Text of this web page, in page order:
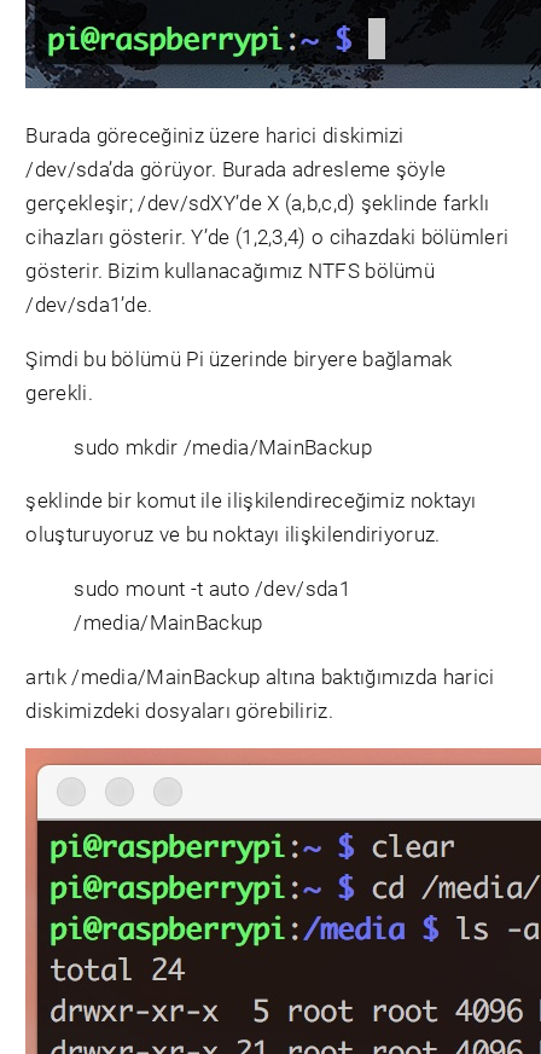
Burada göreceğiniz üzere harici diskimizi
/dev/sda’da görüyor. Burada adresleme şöyle
gerçekleşir; /dev/sdXY’de X (a,b,c,d) şeklinde farklı
cihazları gösterir. Y’de (1,2,3,4) o cihazdaki bölümleri
gösterir. Bizim kullanacağımız NTFS bölümü
/dev/sda1’de.
Şimdi bu bölümü Pi üzerinde biryere bağlamak
gerekli.
sudo mkdir /media/MainBackup
şeklinde bir komut ile ilişkilendireceğimiz noktayı
oluşturuyoruz ve bu noktayı ilişkilendiriyoruz.
sudo mount -t auto /dev/sda1
/media/MainBackup
artık /media/MainBackup altına baktığımızda harici
diskimizdeki dosyaları görebiliriz.